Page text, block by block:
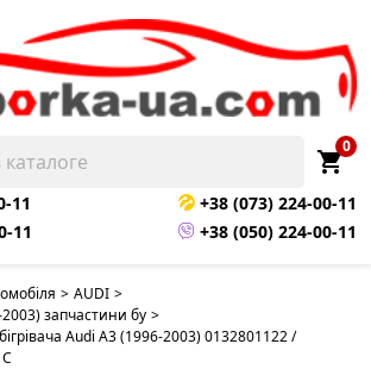
shopping_cart
0
11
+38 (073) 224-00-11
11
+38 (050) 224-00-11
> AUDI >
запчастини бу >
Audi A3 (1996-2003) 0132801122 /